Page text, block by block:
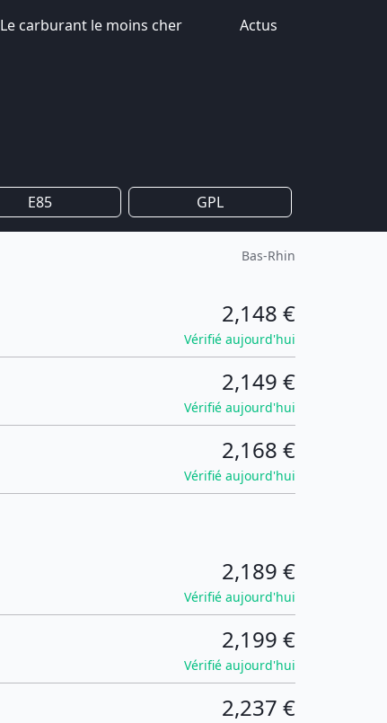
Le carburant le moins cher Actus
E85 GPL
Bas-Rhin
2,148 €
Vérifié aujourd'hui
2,149 €
Vérifié aujourd'hui
2,168 €
Vérifié aujourd'hui
2,189 €
Vérifié aujourd'hui
2,199 €
Vérifié aujourd'hui
2,237 €